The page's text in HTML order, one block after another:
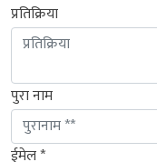
प्रतिक्रिया
पुरा नाम
ईमेल *